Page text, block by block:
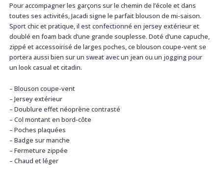
Pour accompagner les garçons sur le chemin de l’école et dans
toutes ses activités, Jacadi signe le parfait blouson de mi-saison.
Sport chic et pratique, il est confectionné en jersey extérieur et
doublé en foam back d’une grande souplesse. Doté d’une capuche,
zippé et accessoirisé de larges poches, ce blouson coupe-vent se
portera aussi bien sur un sweat avec un jean ou un jogging pour
un look casual et citadin.
– Blouson coupe-vent
– Jersey extérieur
– Doublure effet néoprène contrasté
– Col montant en bord-côte
– Poches plaquées
– Badge sur manche
– Fermeture zippée
– Chaud et léger